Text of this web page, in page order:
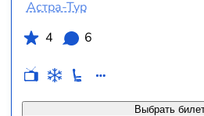
Выбрать
Астра-Тур
4
6